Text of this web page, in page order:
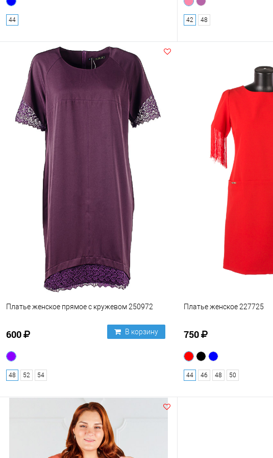
44 42 48
Платье женское прямое с кружевом 250972
600 В корзину
48 52 54
Платье женское 227725
750
44 46 48 50